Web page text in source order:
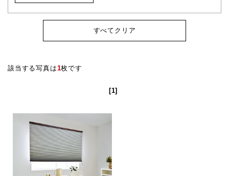
すべてクリア
該当する写真は1枚です
[1]